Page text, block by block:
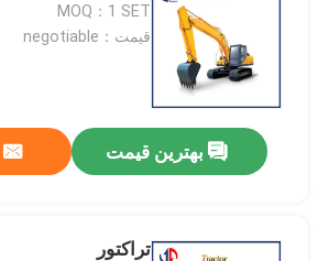
MOQ：1 SET
قیمت：negotiable
بهترین قیمت
تراکتور